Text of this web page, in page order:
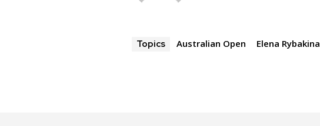
Topics Australian Open Elena Rybakina